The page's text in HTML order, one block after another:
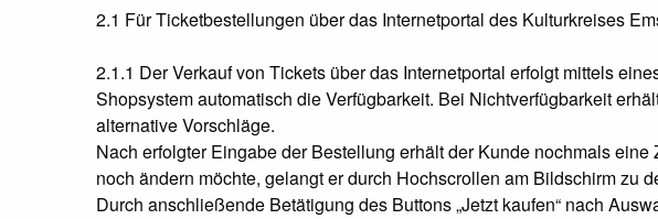
2.1 Für Ticketbestellungen über das Internetportal des Kulturkreises
2.1.1 Der Verkauf von Tickets über das Internetportal erfolgt mittels
Shopsystem automatisch die Verfügbarkeit. Bei Nichtverfügbarkeit
alternative Vorschläge.
Nach erfolgter Eingabe der Bestellung erhält der Kunde nochmals
noch ändern möchte, gelangt er durch Hochscrollen am Bildschirm zu
Durch anschließende Betätigung des Buttons „Jetzt kaufen“ nach